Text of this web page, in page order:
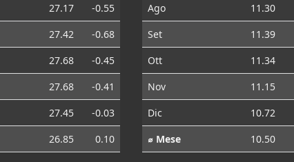
27.17
-0.55
27.42
-0.68
27.68
-0.45
27.68
-0.41
27.45
-0.03
26.85 0.10
Ago
11.30
Set
11.39
Ott
11.34
Nov
11.15
Dic
10.72
⌀ Mese
10.50